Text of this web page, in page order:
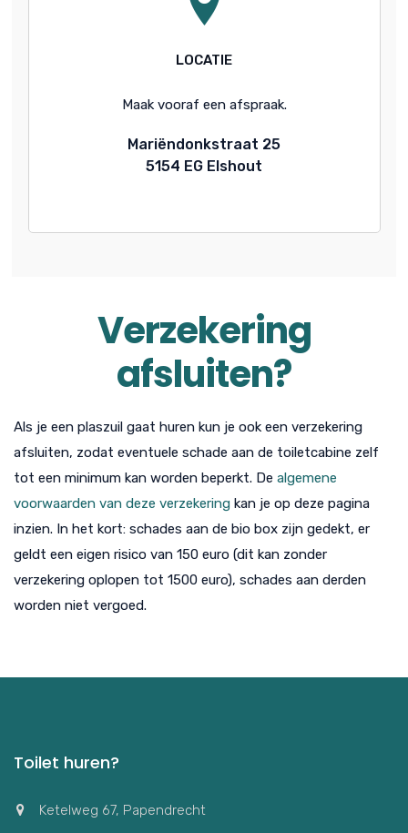
LOCATIE
Maak vooraf een afspraak.
Mariëndonkstraat 25
5154 EG Elshout
Verzekering
afsluiten?
Als je een plaszuil gaat huren kun je ook een verzekering
afsluiten, zodat eventuele schade aan de toiletcabine zelf
tot een minimum kan worden beperkt. De algemene
voorwaarden van deze verzekering kan je op deze pagina
inzien. In het kort: schades aan de bio box zijn gedekt, er
geldt een eigen risico van 150 euro (dit kan zonder
verzekering oplopen tot 1500 euro), schades aan derden
worden niet vergoed.
Toilet huren?
Ketelweg 67, Papendrecht